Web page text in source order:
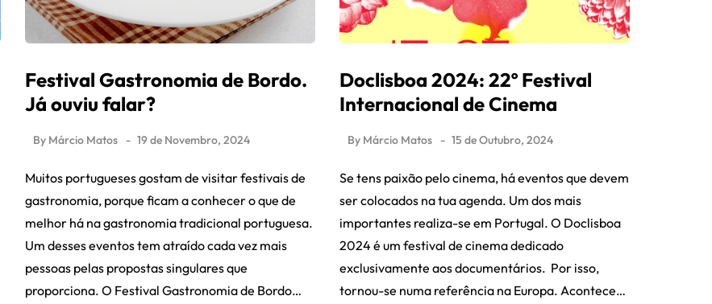
Festival Gastronomia de Bordo.
Já ouviu falar?
By Márcio Matos 19 de Novembro, 2024
Muitos portugueses gostam de visitar festivais de
gastronomia, porque ficam a conhecer o que de
melhor há na gastronomia tradicional portuguesa.
Um desses eventos tem atraído cada vez mais
pessoas pelas propostas singulares que
proporciona. O Festival Gastronomia de Bordo…
Doclisboa 2024: 22º Festival
Internacional de Cinema
By Márcio Matos 15 de Outubro, 2024
Se tens paixão pelo cinema, há eventos que devem
ser colocados na tua agenda. Um dos mais
importantes realiza-se em Portugal. O Doclisboa
2024 é um festival de cinema dedicado
exclusivamente aos documentários. Por isso,
tornou-se numa referência na Europa. Acontece…